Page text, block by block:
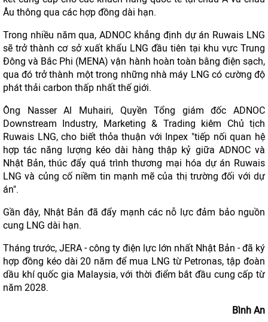
Âu thông qua các hợp đồng dài hạn.
Trong nhiều năm qua, ADNOC khẳng định dự án Ruwais LNG
sẽ trở thành cơ sở xuất khẩu LNG đầu tiên tại khu vực Trung
Đông và Bắc Phi (MENA) vận hành hoàn toàn bằng điện sạch,
qua đó trở thành một trong những nhà máy LNG có cường độ
phát thải carbon thấp nhất thế giới.
Ông Nasser Al Muhairi, Quyền Tổng giám đốc ADNOC
Downstream Industry, Marketing & Trading kiêm Chủ tịch
Ruwais LNG, cho biết thỏa thuận với Inpex "tiếp nối quan hệ
hợp tác năng lượng kéo dài hàng thập kỷ giữa ADNOC và
Nhật Bản, thúc đẩy quá trình thương mại hóa dự án Ruwais
LNG và củng cố niềm tin mạnh mẽ của thị trường đối với dự
án".
Gần đây, Nhật Bản đã đẩy mạnh các nỗ lực đảm bảo nguồn
cung LNG dài hạn.
Tháng trước, JERA - công ty điện lực lớn nhất Nhật Bản - đã ký
hợp đồng kéo dài 20 năm để mua LNG từ Petronas, tập đoàn
dầu khí quốc gia Malaysia, với thời điểm bắt đầu cung cấp từ
năm 2028.
Bình An